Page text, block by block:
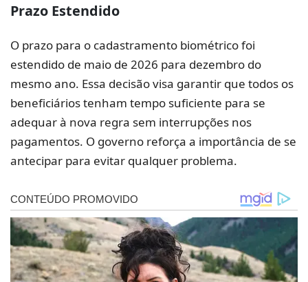
Prazo Estendido
O prazo para o cadastramento biométrico foi
estendido de maio de 2026 para dezembro do
mesmo ano. Essa decisão visa garantir que todos os
beneficiários tenham tempo suficiente para se
adequar à nova regra sem interrupções nos
pagamentos. O governo reforça a importância de se
antecipar para evitar qualquer problema.